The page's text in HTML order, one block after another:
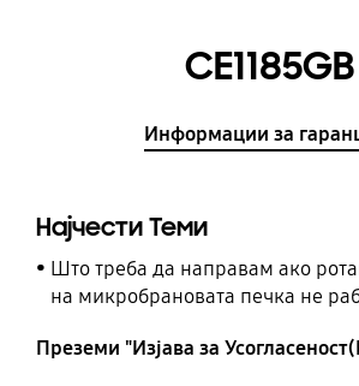
CE1185GB
Информации за
Најчести Теми
Што треба да направам ако
на микробрановата печка не
Преземи "Изјава за